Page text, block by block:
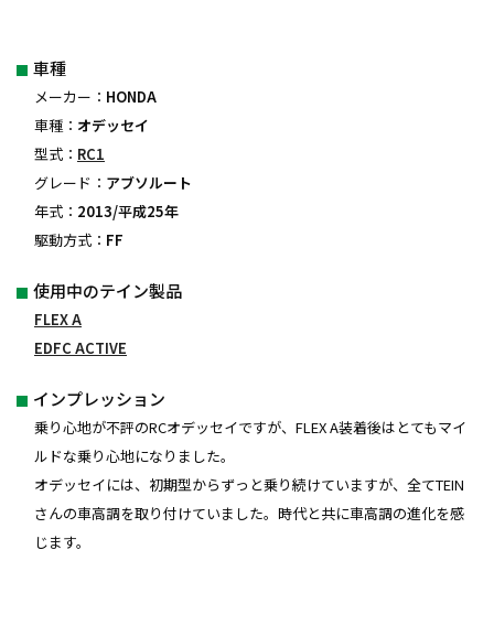
車種
メーカー： HONDA
車種： オデッセイ
型式： RC1
グレード： アブソルート
年式： 2013/平成25年
駆動方式： FF
使用中のテイン製品
FLEX A
EDFC ACTIVE
インプレッション
乗り心地が不評のRCオデッセイですが、FLEX A装着後はとてもマイ
ルドな乗り心地になりました。
オデッセイには、初期型からずっと乗り続けていますが、全てTEIN
さんの車高調を取り付けていました。時代と共に車高調の進化を感
じます。